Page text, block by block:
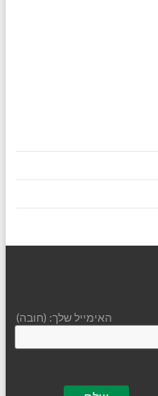
האימייל שלך: (חובה)